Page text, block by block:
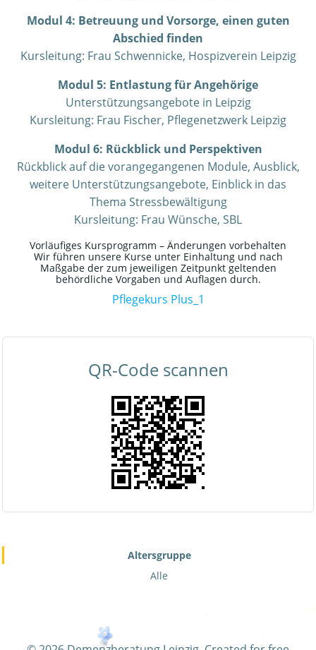
Modul 4: Betreuung und Vorsorge, einen guten
Abschied finden
Kursleitung: Frau Schwennicke, Hospizverein Leipzig
Modul 5: Entlastung für Angehörige
Unterstützungsangebote in Leipzig
Kursleitung: Frau Fischer, Pflegenetzwerk Leipzig
Modul 6: Rückblick und Perspektiven
Rückblick auf die vorangegangenen Module, Ausblick,
weitere Unterstützungsangebote, Einblick in das
Thema Stressbewältigung
Kursleitung: Frau Wünsche, SBL
Vorläufiges Kursprogramm – Änderungen vorbehalten
Wir führen unsere Kurse unter Einhaltung und nach
Maßgabe der zum jeweiligen Zeitpunkt geltenden
behördliche Vorgaben und Auflagen durch.
Pflegekurs Plus_1
QR-Code scannen
Altersgruppe
Alle